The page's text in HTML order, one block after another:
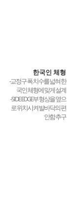
한국인 체형
-교정구 폭 치수를 넓혀 한
국인 체형에 맞게 설계
-SIDE EDGE부 형상을 옆으
로 위치시켜 발바닥의 편
안함 추구